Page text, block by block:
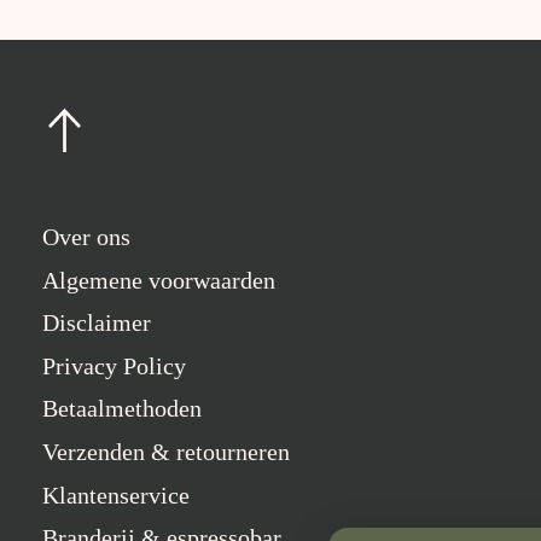
Over ons
Algemene voorwaarden
Disclaimer
Privacy Policy
Betaalmethoden
Verzenden & retourneren
Klantenservice